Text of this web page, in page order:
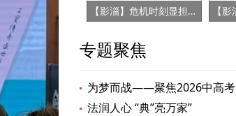
【影淄】危机时刻显担当 赤胆忠心保健康
专题聚焦
为梦而战——聚焦2026中高考
法润人心 “典”亮万家”